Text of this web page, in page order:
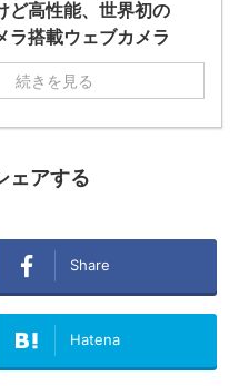
ど高性能、世界初の
ラ搭載ウェブカメラ
続きを見る
ェアする
Share
Hatena